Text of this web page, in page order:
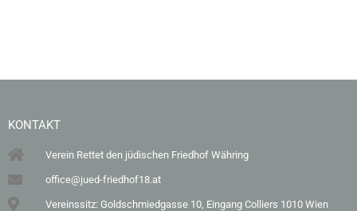
KONTAKT
Verein Rettet den jüdischen Friedhof Währing
office@jued-friedhof18.at
Vereinssitz: Goldschmiedgasse 10, Eingang Colliers 1010 Wien